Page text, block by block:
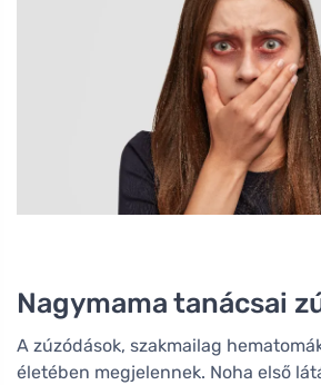
Nagymama tanácsai
A zúzódások, szakmailag
életében megjelennek. Noha első